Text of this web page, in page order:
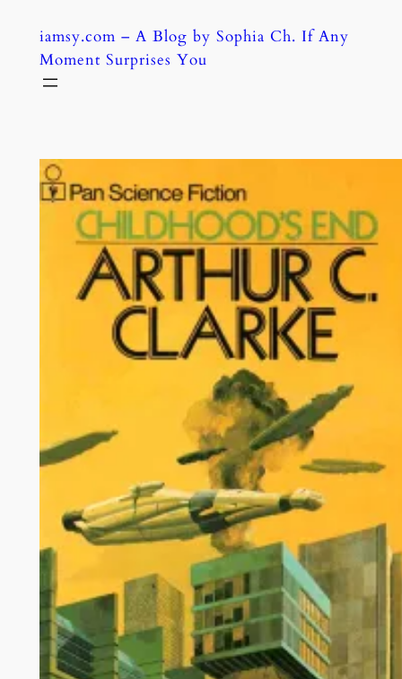
content
iamsy.com – A Blog by Sophia Ch. If Any
Moment Surprises You